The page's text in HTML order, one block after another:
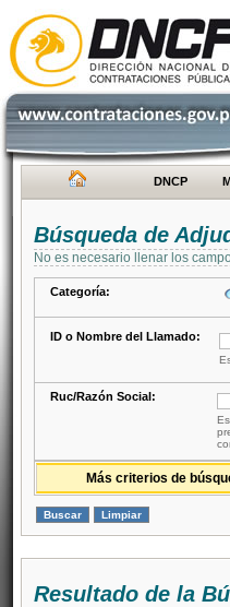
DNCP
Búsqueda de
No es necesario llenar los
Categoría:
ID o Nombre del Llamado:
Ruc/Razón Social:
Más criterios de
Resultado de la